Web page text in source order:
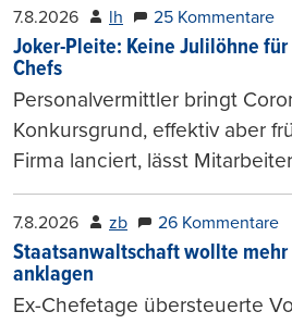
7.8.2026 lh 25 Kommentare
Joker-Pleite: Keine Julilöhne
Chefs
Personalvermittler bringt
Konkursgrund, effektiv aber
Firma lanciert, lässt
7.8.2026 zb 26 Kommentare
Staatsanwaltschaft wollte
anklagen
Ex-Chefetage übersteuerte